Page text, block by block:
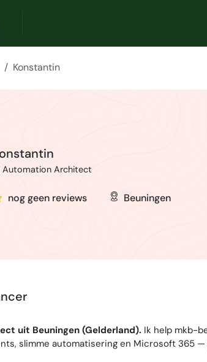
Konstantin
Automation Architect
nog geen reviews Beuningen
uit Beuningen (Gelderland). Ik help mkb-
slimme automatisering en Microsoft 365